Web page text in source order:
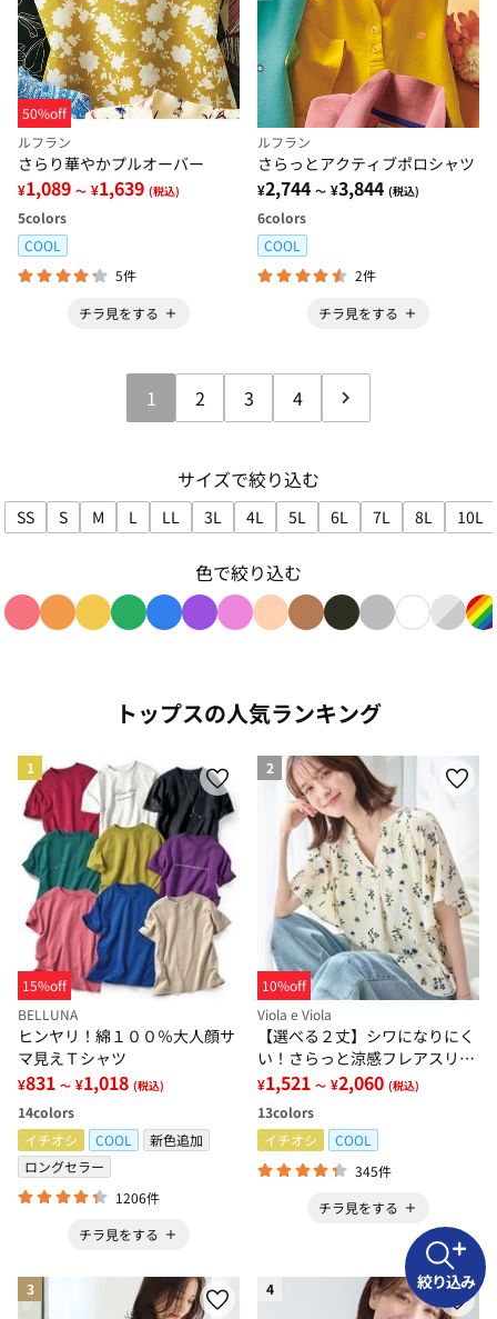
50%off
ルフラン
さらり華やかプルオーバー
¥1,089 ～ ¥1,639 (税込)
5colors
COOL
5件
チラ見をする
ルフラン
さらっとアクティブポロシャツ
¥2,744 ～ ¥3,844 (税込)
6colors
COOL
2件
チラ見をする
1 2 3 4
サイズで絞り込む
SS
サイズで絞り込み: SS
S
サイズで絞り込み: S
M
サイズで絞り込み: M
L
サイズで絞り込み: L
LL
サイズで絞り込み: LL
3L
サイズで絞り込み: 3L
4L
サイズで絞り込み: 4L
5L
サイズで絞り込み: 5L
6L
サイズで絞り込み: 6L
7L
サイズで絞り込
8L
サイズで
10L
サ
色で絞り込む
トップスの人気ランキング
1
15%off
BELLUNA
ヒンヤリ！綿１００％大人顔サ
マ見えＴシャツ
¥831 ～ ¥1,018 (税込)
14colors
イチオシ
COOL
新色追加
ロングセラー
1206件
チラ見をする
2
10%off
Viola e Viola
【選べる２丈】シワになりにく
い！さらっと涼感フレアスリー
ブブラウス
¥1,521 ～ ¥2,060 (税込)
13colors
イチオシ
COOL
345件
チラ見をする
3 4 絞り込み